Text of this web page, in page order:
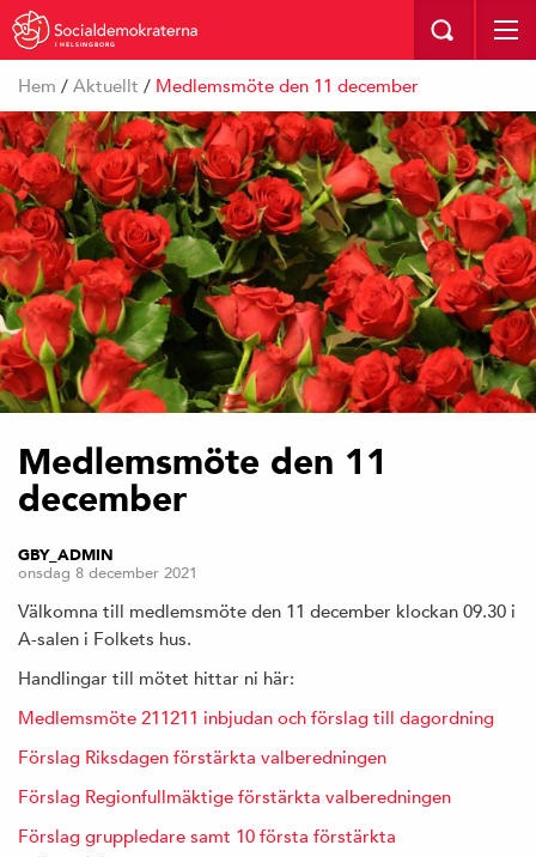
I HELSINGBORG
Hem / Aktuellt / Medlemsmöte den 11 december
Medlemsmöte den 11
december
GBY_ADMIN
onsdag 8 december 2021
Välkomna till medlemsmöte den 11 december klockan 09.30 i
A-salen i Folkets hus.
Handlingar till mötet hittar ni här:
Medlemsmöte 211211 inbjudan och förslag till dagordning
Förslag Riksdagen förstärkta valberedningen
Förslag Regionfullmäktige förstärkta valberedningen
Förslag gruppledare samt 10 första förstärkta